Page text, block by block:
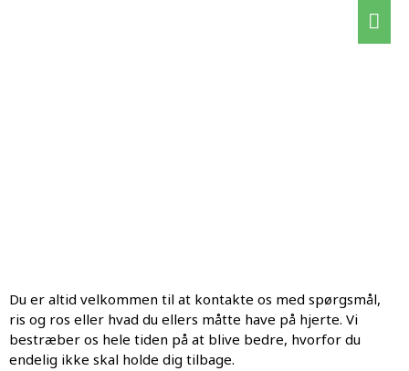
Du er altid velkommen til at kontakte os med spørgsmål,
ris og ros eller hvad du ellers måtte have på hjerte. Vi
bestræber os hele tiden på at blive bedre, hvorfor du
endelig ikke skal holde dig tilbage.